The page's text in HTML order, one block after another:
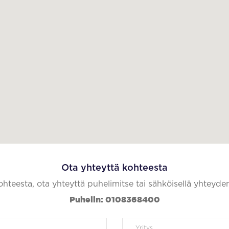
Ota yhteyttä kohteesta
ota yhteyttä puhelimitse tai sähköisellä
Puhelin: 0108368400